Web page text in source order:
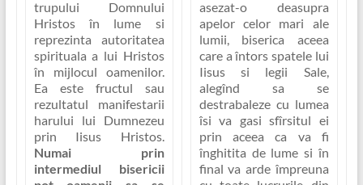
trupului Domnului
Hristos în lume si
reprezinta autoritatea
spirituala a lui Hristos
în mijlocul oamenilor.
Ea este fructul sau
rezultatul manifestarii
harului lui Dumnezeu
prin Iisus Hristos.
Numai prin
intermediul bisericii
asezat-o deasupra
apelor celor mari ale
lumii, biserica aceea
care a întors spatele lui
Iisus si legii Sale,
alegînd sa se
destrabaleze cu lumea
îsi va gasi sfîrsitul ei
prin aceea ca va fi
înghitita de lume si în
final va arde împreuna